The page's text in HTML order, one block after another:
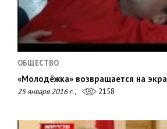
ОБЩЕСТВО
«Молодёжка» возвращается на
25 января 2016 г., 2158